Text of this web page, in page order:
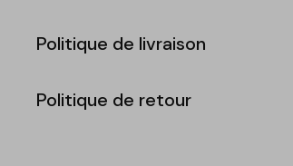
Politique de livraison
Politique de retour